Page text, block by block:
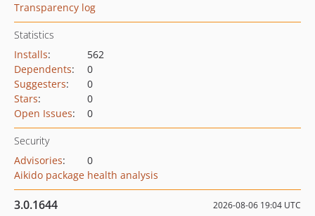
Transparency log
Statistics
Installs:
562
Dependents:
0
Suggesters:
0
Stars:
0
Open Issues: 0
Security
Advisories:
0
Aikido package health analysis
3.0.1644 2026-08-06 19:04 UTC